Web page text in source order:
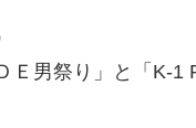
男祭り」と「K-1